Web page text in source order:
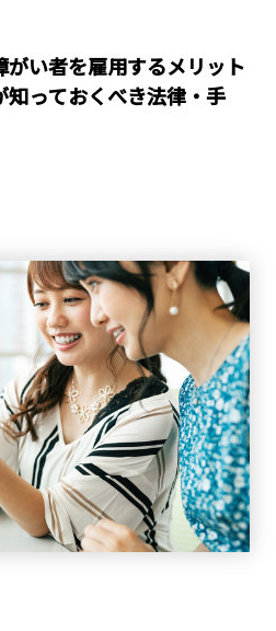
い者を雇用するメリット
っておくべき法律・手